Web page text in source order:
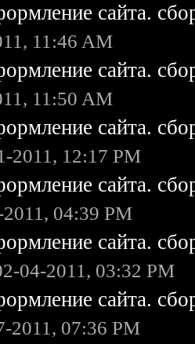
сайта.
11:46 AM
сайта.
11:50 AM
сайта.
2011, 12:17 PM
сайта.
04:39 PM
сайта.
04-2011, 03:32 PM
сайта.
2011, 07:36 PM